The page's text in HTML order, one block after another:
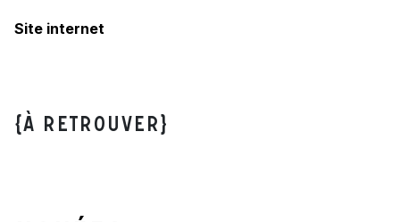
Site internet
{À retrouver}